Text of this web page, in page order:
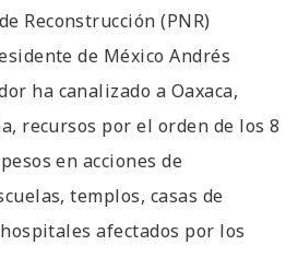
Reconstrucción (PNR)
de México Andrés
ha canalizado a Oaxaca,
recursos por el orden de los 8
en acciones de
templos, casas de
afectados por los